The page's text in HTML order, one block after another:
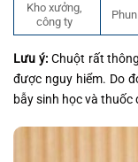
Kho xưởng,
công ty
Lưu ý:Chuột rất
được nguy hiểm. Do
bẫy sinh học và thuốc